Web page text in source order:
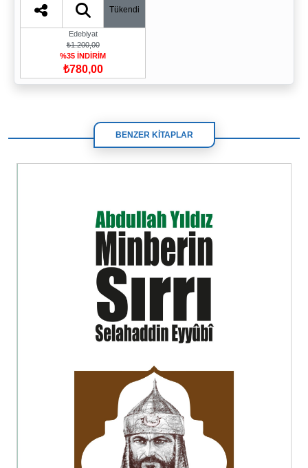
Tükendi
Edebiyat
₺1.200,00
%35 İNDİRİM
₺780,00
BENZER KİTAPLAR